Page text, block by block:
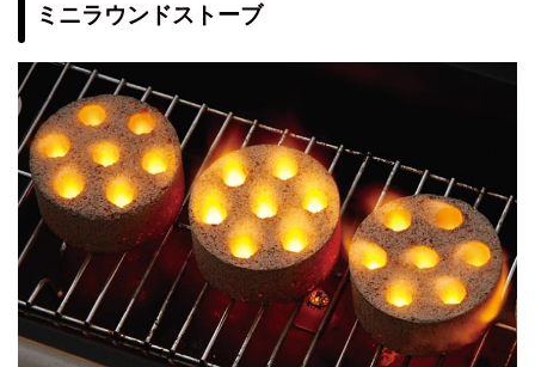
ミニラウンドストーブ